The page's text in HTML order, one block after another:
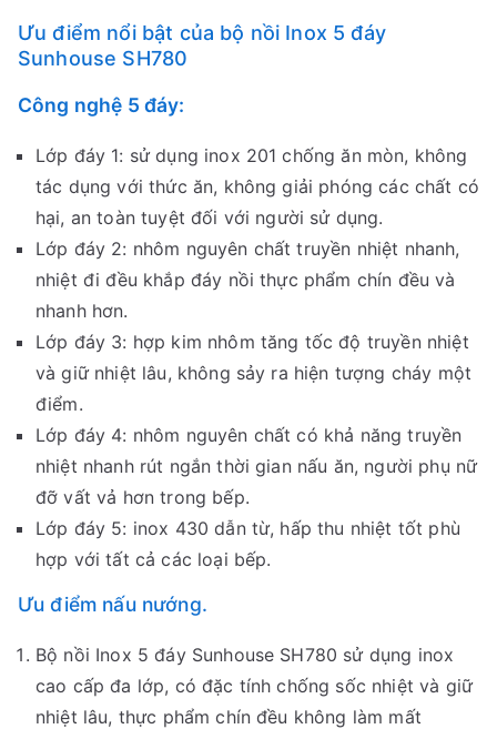
Ưu điểm nổi bật của bộ nồi Inox 5 đáy
Sunhouse SH780
Công nghệ 5 đáy:
Lớp đáy 1: sử dụng inox 201 chống ăn mòn, không
tác dụng với thức ăn, không giải phóng các chất có
hại, an toàn tuyệt đối với người sử dụng.
Lớp đáy 2: nhôm nguyên chất truyền nhiệt nhanh,
nhiệt đi đều khắp đáy nồi thực phẩm chín đều và
nhanh hơn.
Lớp đáy 3: hợp kim nhôm tăng tốc độ truyền nhiệt
và giữ nhiệt lâu, không sảy ra hiện tượng cháy một
điểm.
Lớp đáy 4: nhôm nguyên chất có khả năng truyền
nhiệt nhanh rút ngắn thời gian nấu ăn, người phụ nữ
đỡ vất vả hơn trong bếp.
Lớp đáy 5: inox 430 dẫn từ, hấp thu nhiệt tốt phù
hợp với tất cả các loại bếp.
Ưu điểm nấu nướng.
Bộ nồi Inox 5 đáy Sunhouse SH780 sử dụng inox
cao cấp đa lớp, có đặc tính chống sốc nhiệt và giữ
nhiệt lâu, thực phẩm chín đều không làm mất